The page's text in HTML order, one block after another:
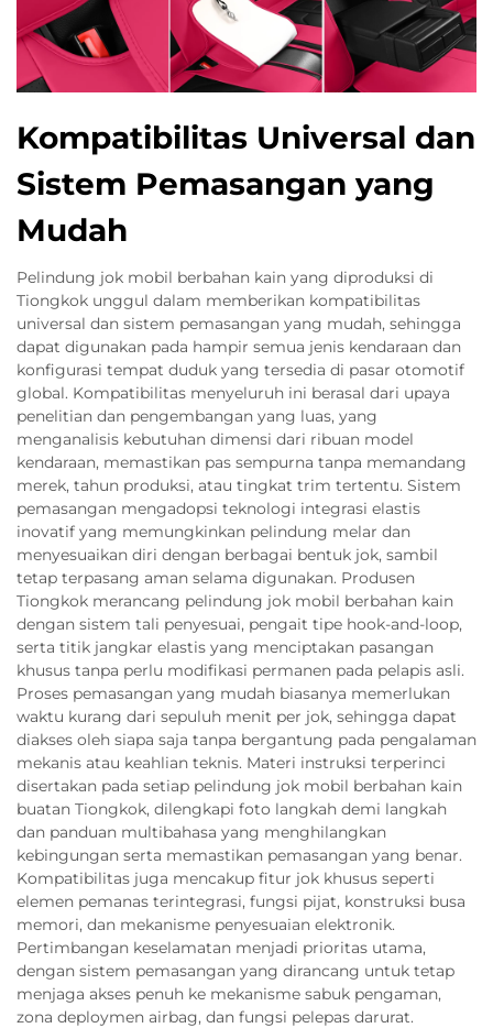
Kompatibilitas Universal dan
Sistem Pemasangan yang
Mudah
Pelindung jok mobil berbahan kain yang diproduksi di
Tiongkok unggul dalam memberikan kompatibilitas
universal dan sistem pemasangan yang mudah, sehingga
dapat digunakan pada hampir semua jenis kendaraan dan
konfigurasi tempat duduk yang tersedia di pasar otomotif
global. Kompatibilitas menyeluruh ini berasal dari upaya
penelitian dan pengembangan yang luas, yang
menganalisis kebutuhan dimensi dari ribuan model
kendaraan, memastikan pas sempurna tanpa memandang
merek, tahun produksi, atau tingkat trim tertentu. Sistem
pemasangan mengadopsi teknologi integrasi elastis
inovatif yang memungkinkan pelindung melar dan
menyesuaikan diri dengan berbagai bentuk jok, sambil
tetap terpasang aman selama digunakan. Produsen
Tiongkok merancang pelindung jok mobil berbahan kain
dengan sistem tali penyesuai, pengait tipe hook-and-loop,
serta titik jangkar elastis yang menciptakan pasangan
khusus tanpa perlu modifikasi permanen pada pelapis asli.
Proses pemasangan yang mudah biasanya memerlukan
waktu kurang dari sepuluh menit per jok, sehingga dapat
diakses oleh siapa saja tanpa bergantung pada pengalaman
mekanis atau keahlian teknis. Materi instruksi terperinci
disertakan pada setiap pelindung jok mobil berbahan kain
buatan Tiongkok, dilengkapi foto langkah demi langkah
dan panduan multibahasa yang menghilangkan
kebingungan serta memastikan pemasangan yang benar.
Kompatibilitas juga mencakup fitur jok khusus seperti
elemen pemanas terintegrasi, fungsi pijat, konstruksi busa
memori, dan mekanisme penyesuaian elektronik.
Pertimbangan keselamatan menjadi prioritas utama,
dengan sistem pemasangan yang dirancang untuk tetap
menjaga akses penuh ke mekanisme sabuk pengaman,
zona deploymen airbag, dan fungsi pelepas darurat.